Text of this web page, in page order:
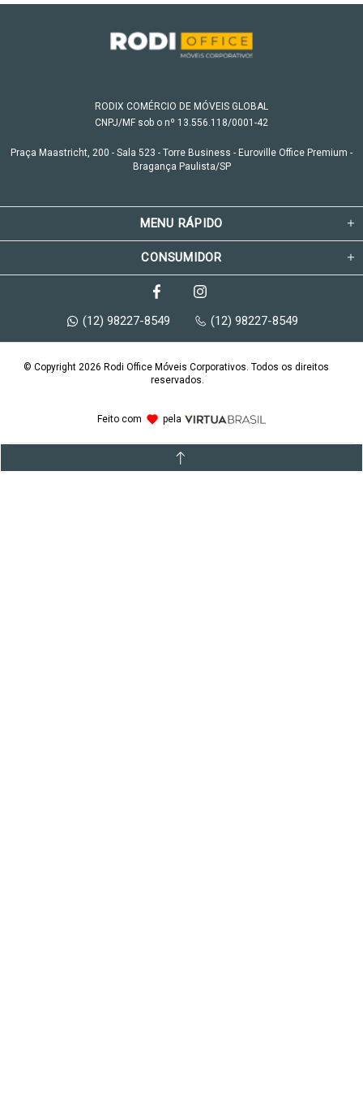
RODIX COMÉRCIO DE MÓVEIS GLOBAL
CNPJ/MF sob o nº 13.556.118/0001-42
Praça Maastricht, 200 - Sala 523 - Torre Business - Euroville Office Premium -
Bragança Paulista/SP
MENU RÁPIDO
CONSUMIDOR
(12) 98227-8549 (12) 98227-8549
© Copyright 2026 Rodi Office Móveis Corporativos. Todos os direitos
reservados.
Feito com pela